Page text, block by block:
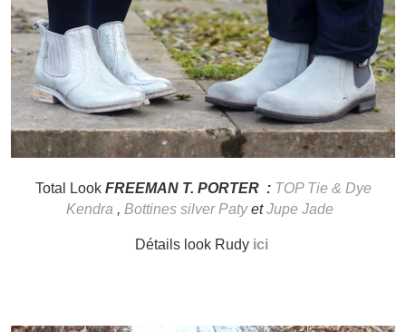
Total Look FREEMAN T. PORTER : TOP Tie & Dye
Kendra , Bottines silver PatyetJupe Jade
Détails look Rudy ici